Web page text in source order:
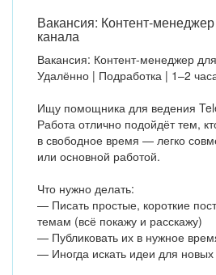
Вакансия: Контент-
канала
Вакансия: Контент-менеджер
Удалённо | Подработка | 1–2
Ищу помощника для ведения
Работа отлично подойдёт тем,
в свободное время — легко
или основной работой.
Что нужно делать:
— Писать простые, короткие
темам (всё покажу и расскажу)
— Публиковать их в нужное
— Иногда искать идеи для новых